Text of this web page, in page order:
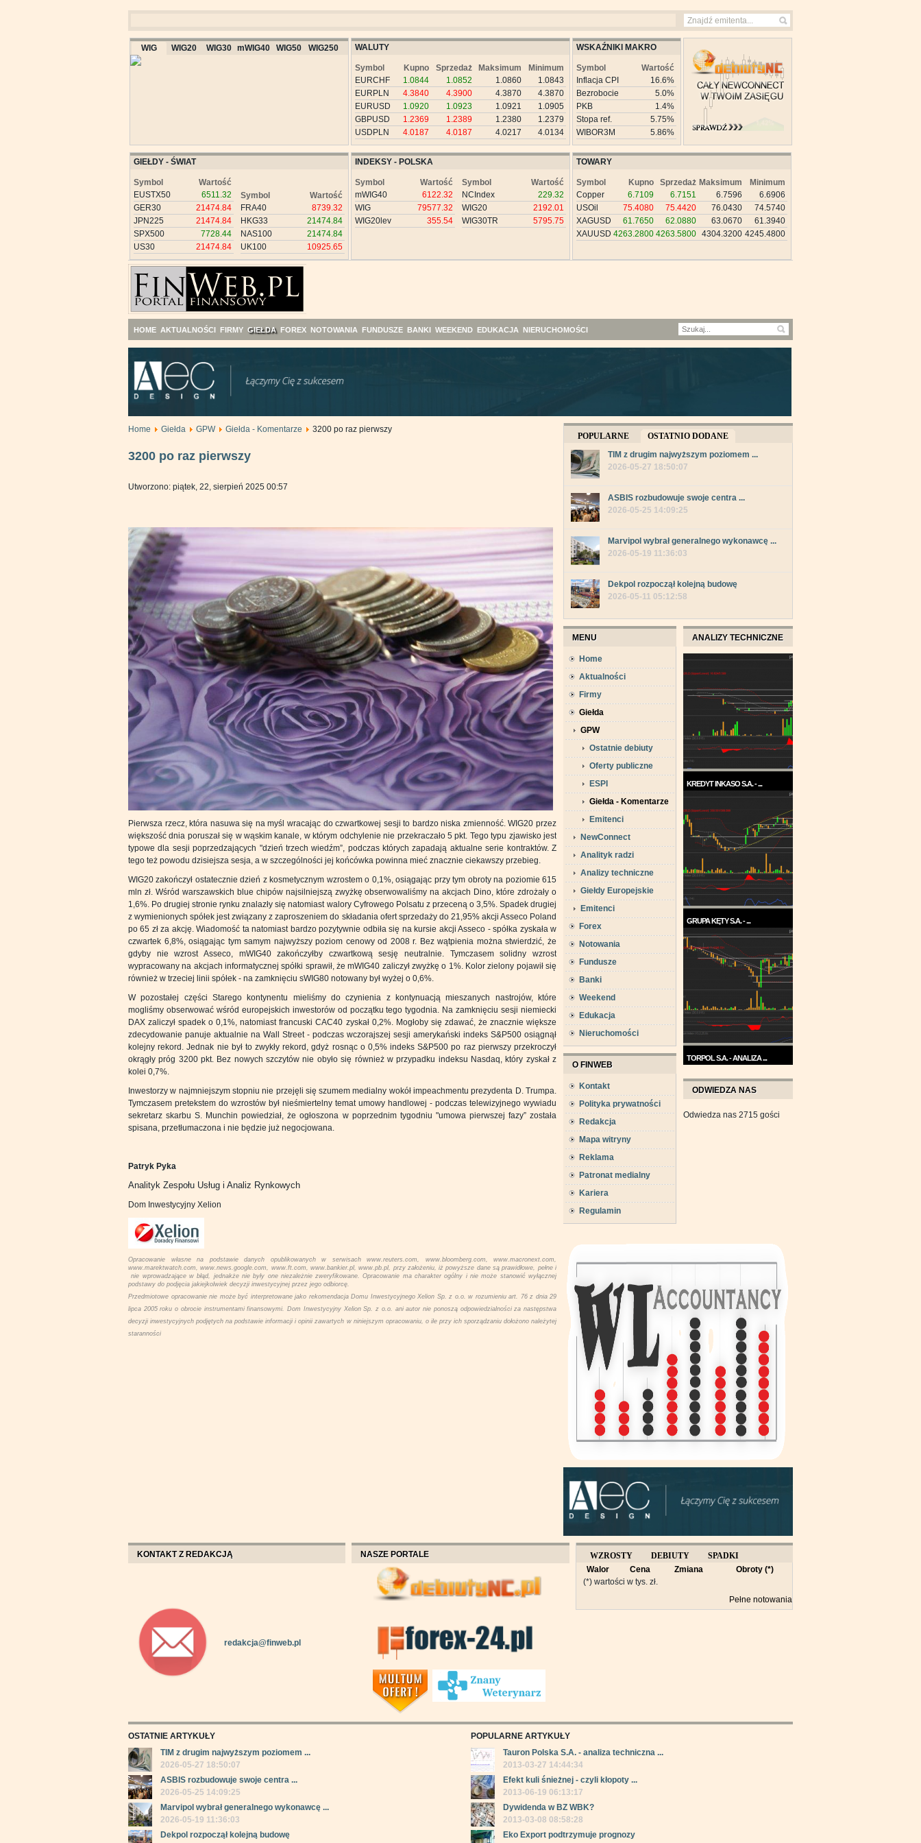
WIG WIG20 WIG30 mWIG40 WIG50 WIG250 WALUTY
Symbol Kupno Sprzedaż Maksimum
Minimum
EURCHF
1.0844 1.0852 1.0860
1.0843
EURPLN
4.3840 4.3900 4.3870
4.3870
EURUSD
1.0920 1.0923 1.0921
1.0905
GBPUSD
1.2369 1.2389 1.2380
1.2379
USDPLN
4.0187 4.0187 4.0217 4.0134
WSKAŹNIKI MAKRO
Symbol
Wartość
Inflacja CPI
16.6%
Bezrobocie
5.0%
PKB
1.4%
Stopa ref.
5.75%
WIBOR3M
5.86%
GIEŁDY - ŚWIAT
Symbol
Wartość
EUSTX50
6511.32
GER30
21474.84
JPN225
21474.84
SPX500
7728.44
US30
21474.84
Symbol
Wartość
FRA40
8739.32
HKG33
21474.84
NAS100
21474.84
UK100
10925.65
INDEKSY - POLSKA
Symbol
Wartość
mWIG40
6122.32
WIG
79577.32
WIG20lev
355.54
Symbol
Wartość
NCIndex
229.32
WIG20
2192.01
WIG30TR
5795.75
TOWARY
Symbol Kupno Sprzedaż Maksimum
Minimum
Copper
6.7109 6.7151 6.7596
6.6906
USOil
75.4080 75.4420 76.0430
74.5740
XAGUSD
61.7650 62.0880 63.0670
61.3940
XAUUSD 4263.2800 4263.5800 4304.3200 4245.4800
HOME AKTUALNOŚCI FIRMY GIEŁDA FOREX NOTOWANIA FUNDUSZE BANKI WEEKEND EDUKACJA NIERUCHOMOŚCI
Home Giełda GPW Giełda - Komentarze 3200 po raz pierwszy
3200 po raz pierwszy
Utworzono: piątek, 22, sierpień 2025 00:57
Pierwsza rzecz, która nasuwa się na myśl wracając do czwartkowej sesji to bardzo niska zmienność. WIG20 przez
większość dnia poruszał się w wąskim kanale, w którym odchylenie nie przekraczało 5 pkt. Tego typu zjawisko jest
typowe dla sesji poprzedzających "dzień trzech wiedźm”, podczas których zapadają aktualne serie kontraktów. Z
tego też powodu dzisiejsza sesja, a w szczególności jej końcówka powinna mieć znacznie ciekawszy przebieg.
WIG20 zakończył ostatecznie dzień z kosmetycznym wzrostem o 0,1%, osiągając przy tym obroty na poziomie 615
mln zł. Wśród warszawskich blue chipów najsilniejszą zwyżkę obserwowaliśmy na akcjach Dino, które zdrożały o
1,6%. Po drugiej stronie rynku znalazły się natomiast walory Cyfrowego Polsatu z przeceną o 3,5%. Spadek drugiej
z wymienionych spółek jest związany z zaproszeniem do składania ofert sprzedaży do 21,95% akcji Asseco Poland
po 65 zł za akcję. Wiadomość ta natomiast bardzo pozytywnie odbiła się na kursie akcji Asseco - spółka zyskała w
czwartek 6,8%, osiągając tym samym najwyższy poziom cenowy od 2008 r. Bez wątpienia można stwierdzić, że
gdyby nie wzrost Asseco, mWIG40 zakończyłby czwartkową sesję neutralnie. Tymczasem solidny wzrost
wypracowany na akcjach informatycznej spółki sprawił, że mWIG40 zaliczył zwyżkę o 1%. Kolor zielony pojawił się
również w trzeciej linii spółek - na zamknięciu sWIG80 notowany był wyżej o 0,6%.
W pozostałej części Starego kontynentu mieliśmy do czynienia z kontynuacją mieszanych nastrojów, które
mogliśmy obserwować wśród europejskich inwestorów od początku tego tygodnia. Na zamknięciu sesji niemiecki
DAX zaliczył spadek o 0,1%, natomiast francuski CAC40 zyskał 0,2%. Mogłoby się zdawać, że znacznie większe
zdecydowanie panuje aktualnie na Wall Street - podczas wczorajszej sesji amerykański indeks S&P500 osiągnął
kolejny rekord. Jednak nie był to zwykły rekord, gdyż rosnąc o 0,5% indeks S&P500 po raz pierwszy przekroczył
okrągły próg 3200 pkt. Bez nowych szczytów nie obyło się również w przypadku indeksu Nasdaq, który zyskał z
kolei 0,7%.
Inwestorzy w najmniejszym stopniu nie przejęli się szumem medialny wokół impeachmentu prezydenta D. Trumpa.
Tymczasem pretekstem do wzrostów był nieśmiertelny temat umowy handlowej - podczas telewizyjnego wywiadu
sekretarz skarbu S. Munchin powiedział, że ogłoszona w poprzednim tygodniu "umowa pierwszej fazy” została
spisana, przetłumaczona i nie będzie już negocjowana.
Patryk Pyka
Analityk Zespołu Usług i Analiz Rynkowych
Dom Inwestycyjny Xelion
Opracowanie własne na podstawie danych opublikowanych w serwisach www.reuters.com, www.bloomberg.com, www.macronext.com,
www.marektwatch.com, www.news.google.com, www.ft.com, www.bankier.pl, www.pb.pl, przy założeniu, iż powyższe dane są prawidłowe, pełne i
nie wprowadzające w błąd, jednakże nie były one niezależnie zweryfikowane. Opracowanie ma charakter ogólny i nie może stanowić wyłącznej
podstawy do podjęcia jakiejkolwiek decyzji inwestycyjnej przez jego odbiorcę.
Przedmiotowe opracowanie nie może być interpretowane jako rekomendacja Domu Inwestycyjnego Xelion Sp. z o.o. w rozumieniu art. 76 z dnia 29
lipca 2005 roku o obrocie instrumentami finansowymi. Dom Inwestycyjny Xelion Sp. z o.o. ani autor nie ponoszą odpowiedzialności za następstwa
decyzji inwestycyjnych podjętych na podstawie informacji i opinii zawartych w niniejszym opracowaniu, o ile przy ich sporządzaniu dołożono należytej
staranności
POPULARNE
OSTATNIO DODANE
TIM z drugim najwyższym poziomem ...
2026-05-27 18:50:07
ASBIS rozbudowuje swoje centra ...
2026-05-25 14:09:25
Marvipol wybrał generalnego wykonawcę ...
2026-05-19 11:36:03
Dekpol rozpoczął kolejną budowę
2026-05-11 05:12:58
MENU
Home
Aktualności
Firmy
Giełda
GPW
Ostatnie debiuty
Oferty publiczne
ESPI
Giełda - Komentarze
Emitenci
NewConnect
Analityk radzi
Analizy techniczne
Giełdy Europejskie
Emitenci
Forex
Notowania
Fundusze
Banki
Weekend
Edukacja
Nieruchomości
O FINWEB
Kontakt
Polityka prywatności
Redakcja
Mapa witryny
Reklama
Patronat medialny
Kariera
Regulamin
ANALIZY TECHNICZNE
KREDYT INKASO S.A. - ...
każdym razie w ...
GRUPA KĘTY S.A. - ...
Trend na wykresie Grupy Kęty
jest wzrostowy. ...
TORPOL S.A. - ANALIZA ...
września wykres Torpolu ...
ODWIEDZA NAS
Odwiedza nas 2715 gości
KONTAKT Z REDAKCJĄ
redakcja@finweb.pl
NASZE PORTALE WZROSTY DEBIUTY
SPADKI
OBROTY
Walor Cena Zmiana
Obroty (*)
(*) wartości w tys. zł.
Pełne notowania
OSTATNIE ARTYKUŁY
TIM z drugim najwyższym poziomem ...
2026-05-27 18:50:07
ASBIS rozbudowuje swoje centra ...
2026-05-25 14:09:25
Marvipol wybrał generalnego wykonawcę ...
2026-05-19 11:36:03
Dekpol rozpoczął kolejną budowę
POPULARNE ARTYKUŁY
Tauron Polska S.A. - analiza techniczna ...
2013-03-27 14:44:34
Efekt kuli śnieżnej - czyli kłopoty ...
2013-06-19 06:13:17
Dywidenda w BZ WBK?
2013-03-08 08:58:28
Eko Export podtrzymuje prognozy